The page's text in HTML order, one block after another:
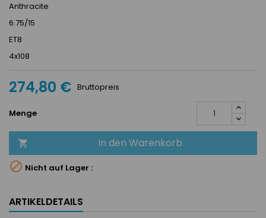
Anthracite
6.75/15
ET8
4x108
274,80 € Bruttopreis
Menge
 In den Warenkorb
 Nicht auf Lager :
ARTIKELDETAILS